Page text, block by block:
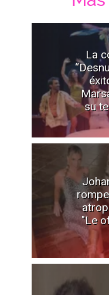
La
su
"Le